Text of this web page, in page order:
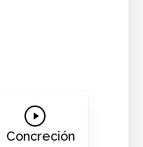
Play
Video
Concreción